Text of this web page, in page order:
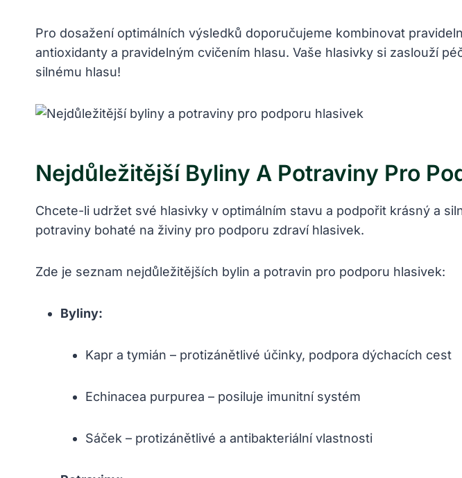
Pro dosažení optimálních výsledků doporučujeme kombinovat
antioxidanty a pravidelným cvičením hlasu. Vaše hlasivky si zaslouží
silnému hlasu!
Nejdůležitější Byliny A Potraviny Pro
Chcete-li udržet své hlasivky v optimálním stavu a podpořit krásný a
potraviny bohaté na živiny pro podporu zdraví hlasivek.
Zde je seznam nejdůležitějších bylin a potravin pro podporu hlasivek:
Byliny:
Kapr a tymián – protizánětlivé účinky, podpora dýchacích cest
Echinacea purpurea – posiluje imunitní systém
Sáček – protizánětlivé a antibakteriální vlastnosti